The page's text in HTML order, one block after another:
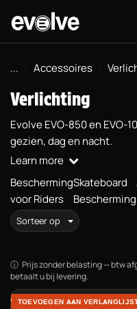
... Accessoires
Verlichting
Evolve EVO-850 en EVO-
gezien, dag en nacht.
Learn more
Bescherming
voor Riders
Skateboard
Bescherming
Sorteer op
Prijs zonder belasting — btw
betaalt u bij levering.
EVO-100 Rear Dual
TOEVOEGEN AAN